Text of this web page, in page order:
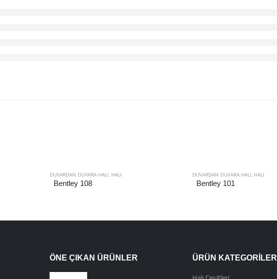
DUVARDAN DUVARA HALI, HALI
Bentley 108
DUVARDAN DUVARA HALI, HALI
Bentley 101
ÖNE ÇIKAN ÜRÜNLER ÜRÜN KATEGORILERI